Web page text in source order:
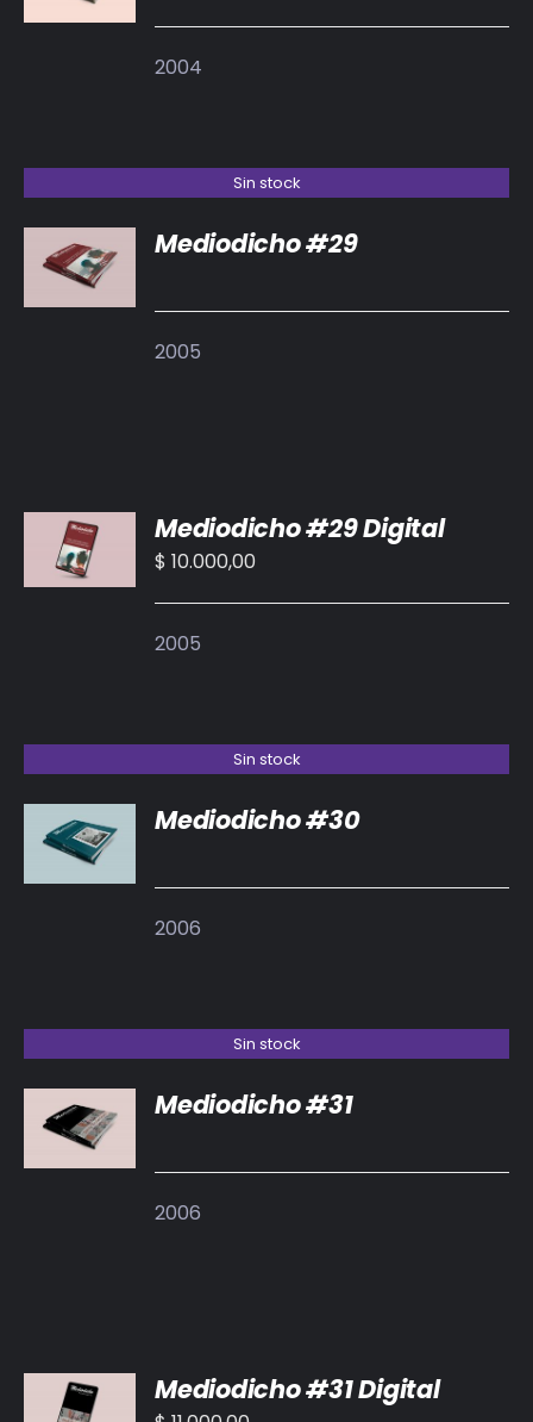
2004
Sin stock
DETALLES
Mediodicho #29
2005
AL
CARRITO
/
Mediodicho #29 Digital
$ 10.000,00
2005
Sin stock
DETALLES
Mediodicho #30
2006
Sin stock
DETALLES
Mediodicho #31
2006
AL
CARRITO
Mediodicho #31 Digital